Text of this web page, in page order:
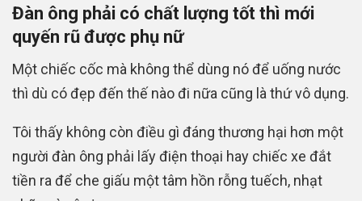
Đàn ông phải có chất lượng tốt thì mới
quyến rũ được phụ nữ
Một chiếc cốc mà không thể dùng nó để uống nước
thì dù có đẹp đến thế nào đi nữa cũng là thứ vô dụng.
Tôi thấy không còn điều gì đáng thương hại hơn một
người đàn ông phải lấy điện thoại hay chiếc xe đắt
tiền ra để che giấu một tâm hồn rỗng tuếch, nhạt